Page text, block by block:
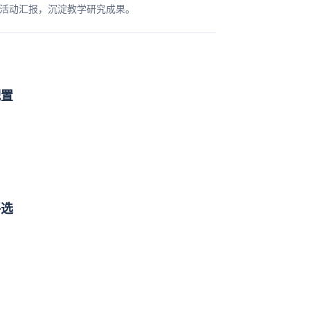
动汇报，沉淀教学研究成果。